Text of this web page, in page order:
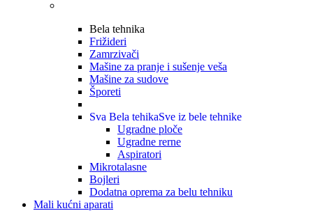
Bela tehnika
Frižideri
Zamrzivači
Mašine za pranje i sušenje veša
Mašine za sudove
Šporeti
Sva Bela tehikaSve iz bele tehnike
Ugradne ploče
Ugradne rerne
Aspiratori
Mikrotalasne
Bojleri
Dodatna oprema za belu tehniku
Mali kućni aparati